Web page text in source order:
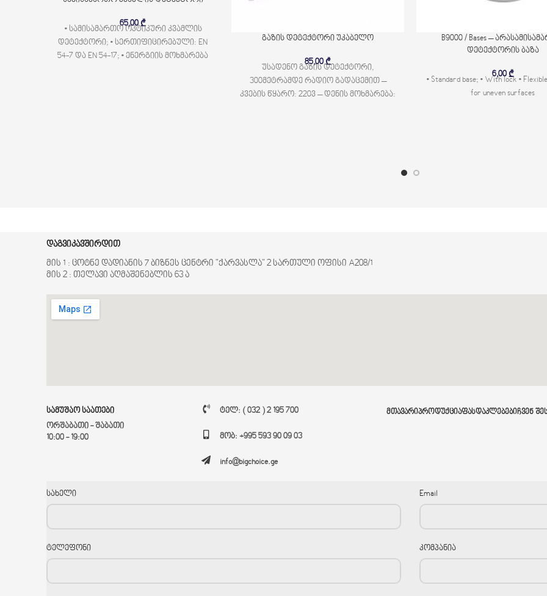
65,00₾
• სამისამართო ოპტიკური კვამლის
დეტექტორი; • სერთიფიცირებული: EN
54-7 და EN 54-17; • ენერგიის მოხმარება
გაზის დეტექტორი უკაბელო
85,00₾
უსადენო გაზის დეტექტორი,
300მეტრამდე რადიო გადაცემით –
კვების წყარო: 220ვ – დენის მოხმარება:
B9000 / Bases –
დეტექტორის ბაზა
6,00 ₾
• Standard base; • With lock •
for uneven surfaces
დაგვიკავშირდით
მის 1 : ცოტნე დადიანის 7 ბიზნეს ცენტრი "ქარვასლა" 2 სართული ოფისი A208/1
მის 2 : თელავი აღმაშენებლის 63 ა
სამუშაო საათები
ორშაბათი - შაბათი
10:00 - 19:00
ტელ: ( 032 ) 2 195 700
მობ: +995 593 90 09 03
info@bigchoice.ge
ᲛᲗᲐᲕᲐᲠᲘᲞᲠᲝᲓᲣᲥᲪᲘᲐᲤᲐᲡᲓᲐᲙᲚᲔᲑᲔᲑᲘᲩᲕᲔᲜ
სახელი Email
ტელეფონი კომპანია